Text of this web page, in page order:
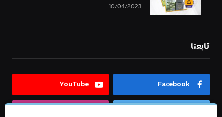
10/04/2023
تابعنا
Facebook
YouTube